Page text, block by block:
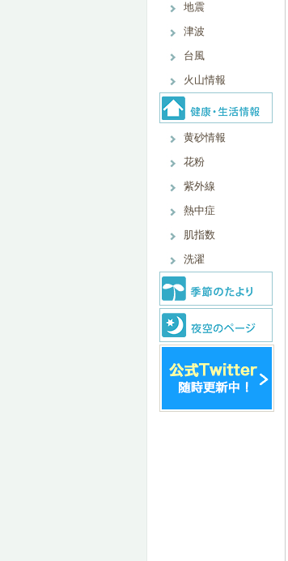
地震
津波
台風
火山情報
黄砂情報
花粉
紫外線
熱中症
肌指数
洗濯